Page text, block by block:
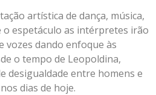
artística de dança, música,
espetáculo as intérpretes irão
vozes dando enfoque às
o tempo de Leopoldina,
desigualdade entre homens e
dias de hoje.